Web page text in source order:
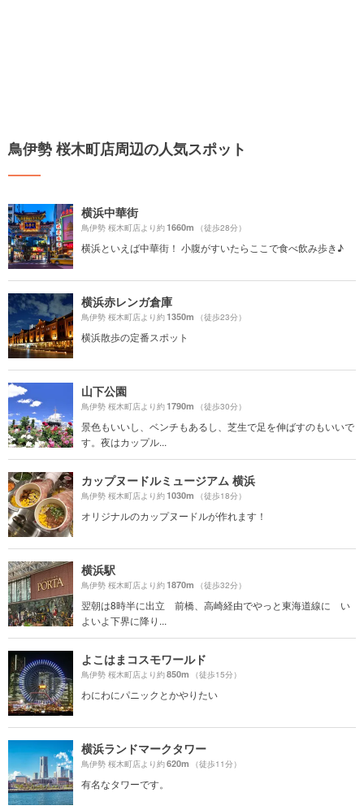
鳥伊勢 桜木町店周辺の人気スポット
横浜中華街
鳥伊勢 桜木町店より約1660m （徒歩28分）
横浜といえば中華街！ 小腹がすいたらここで食べ飲み歩き♪
横浜赤レンガ倉庫
鳥伊勢 桜木町店より約1350m （徒歩23分）
横浜散歩の定番スポット
山下公園
鳥伊勢 桜木町店より約1790m （徒歩30分）
景色もいいし、ベンチもあるし、芝生で足を伸ばすのもいいで
す。夜はカップル...
カップヌードルミュージアム 横浜
鳥伊勢 桜木町店より約1030m （徒歩18分）
オリジナルのカップヌードルが作れます！
横浜駅
鳥伊勢 桜木町店より約1870m （徒歩32分）
翌朝は8時半に出立 前橋、高崎経由でやっと東海道線に い
よいよ下界に降り...
よこはまコスモワールド
鳥伊勢 桜木町店より約850m （徒歩15分）
わにわにパニックとかやりたい
横浜ランドマークタワー
鳥伊勢 桜木町店より約620m （徒歩11分）
有名なタワーです。